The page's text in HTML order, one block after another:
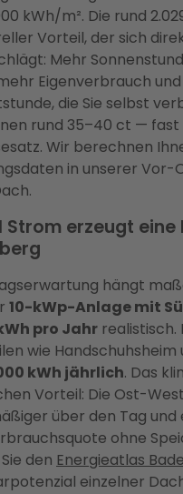
kWh/m². Die rund
Vorteil, der sich
Mehr
Eigenverbrauch
die Sie selbst
rund 35–40 ct — fast
Wir berechnen
in unserer
Strom erzeugt
hängt
10-kWp-Anlage mit
pro Jahr
wie
kWh jährlich. Das
Vorteil: Die Ost-
über den Tag
ohne
den Energieatlas
einzelner